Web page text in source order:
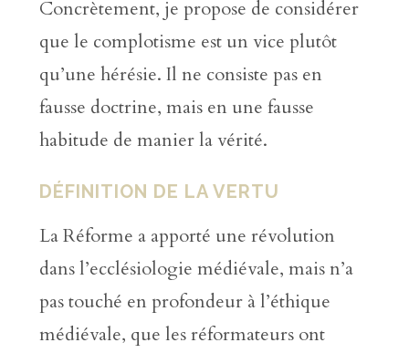
Concrètement, je propose de considérer
que le complotisme est un vice plutôt
qu’une hérésie. Il ne consiste pas en
fausse doctrine, mais en une fausse
habitude de manier la vérité.
DÉFINITION DE LA VERTU
La Réforme a apporté une révolution
dans l’ecclésiologie médiévale, mais n’a
pas touché en profondeur à l’éthique
médiévale, que les réformateurs ont